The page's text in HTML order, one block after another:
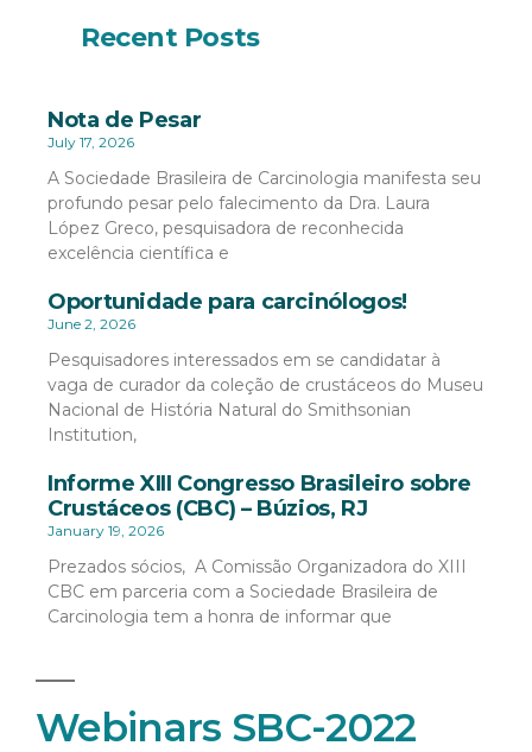
Webinars SBC-2022
Recent Posts
Nota de Pesar
July 17, 2026
A Sociedade Brasileira de Carcinologia manifesta seu
profundo pesar pelo falecimento da Dra. Laura
López Greco, pesquisadora de reconhecida
excelência científica e
Oportunidade para carcinólogos!
June 2, 2026
Pesquisadores interessados em se candidatar à
vaga de curador da coleção de crustáceos do Museu
Nacional de História Natural do Smithsonian
Institution,
Informe XIII Congresso Brasileiro sobre
Crustáceos (CBC) – Búzios, RJ
January 19, 2026
Prezados sócios, A Comissão Organizadora do XIII
CBC em parceria com a Sociedade Brasileira de
Carcinologia tem a honra de informar que